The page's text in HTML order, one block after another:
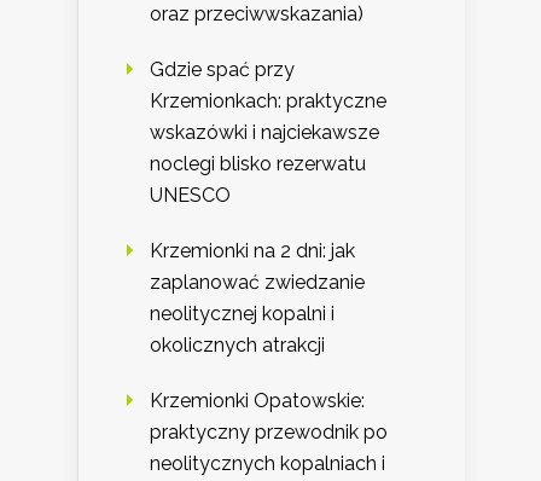
oraz przeciwwskazania)
Gdzie spać przy
Krzemionkach: praktyczne
wskazówki i najciekawsze
noclegi blisko rezerwatu
UNESCO
Krzemionki na 2 dni: jak
zaplanować zwiedzanie
neolitycznej kopalni i
okolicznych atrakcji
Krzemionki Opatowskie:
praktyczny przewodnik po
neolitycznych kopalniach i